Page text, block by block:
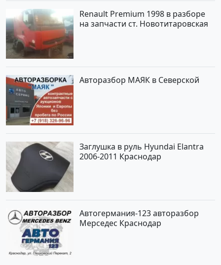
Renault Premium 1998 в разборе
на запчасти ст. Новотитаровская
Авторазбор МАЯК в Северской
Заглушка в руль Hyundai Elantra
2006-2011 Краснодар
Автогермания-123 авторазбор
Мерседес Краснодар